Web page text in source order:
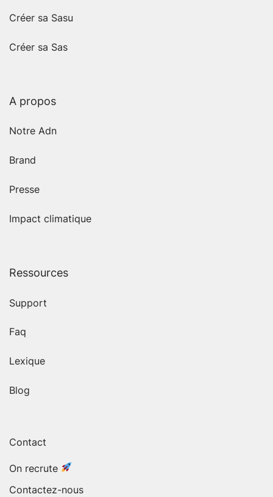
Créer sa Sasu
Créer sa Sas
A propos
Notre Adn
Brand
Presse
Impact climatique
Ressources
Support
Faq
Lexique
Blog
Contact
On recrute
Contactez-nous